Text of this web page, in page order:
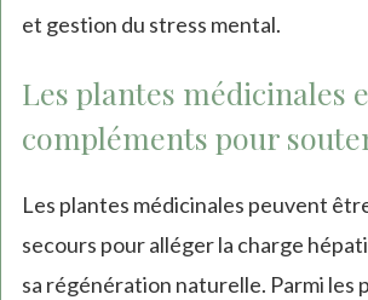
et gestion du stress mental.
Les plantes médicinales
compléments pour
Les plantes médicinales peuvent
secours pour alléger la charge
sa régénération naturelle. Parmi les